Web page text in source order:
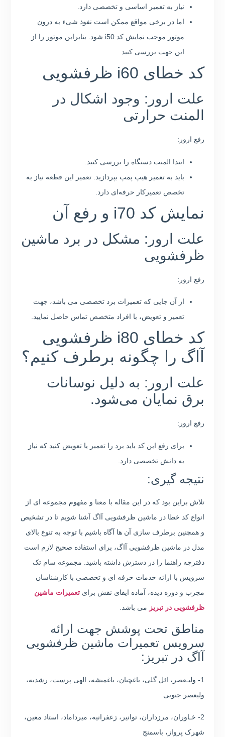
نیاز به تعمیر اساسی و تخصصی دارد.
اما در برخی مواقع ممکن است نفوذ شیء به درون
موتور موجب نمایش کد i50 شود. بنابراین موتور را از
این جهت بررسی کنید.
کد خطای i60 ظرفشویی
علت ارور: وجود اشکال در
المنت حرارتی
رفع ارور:
ابتدا المنت دستگاه را بررسی کنید.
باید به تعمیر هیپ پمپ بپردازید. تعمیر این قطعه نیاز به
تخصص تعمیرکار حرفه‌ای دارد.
نمایش کد i70 و رفع آن
علت ارور: مشکل در برد ماشین
ظرفشویی
رفع ارور:
از آن جایی که تعمیرات برد تخصصی می باشد، جهت
تعمیر و تعویض، با افراد متخصص تماس حاصل نمایید.
کد خطای i80 ظرفشویی
آاگ را چگونه برطرف کنیم؟
علت ارور: به دلیل نوسانات
برق نمایان می‌شود.
رفع ارور:
برای رفع این کد باید برد را تعمیر یا تعویض کنید که نیاز
به دانش تخصصی دارد.
نتیجه گیری:
تلاش براین بود که در این مقاله با معنا و مفهوم مجموعه ای از
انواع کد خطا در ماشین ظرفشویی آاگ آشنا شویم تا در تشخیص
و همچنین برطرف سازی آن ها آگاه باشیم با توجه به تنوع بالای
مدل در ماشین ظرفشویی آاگ، برای استفاده صحیح لازم است
دفترچه راهنما را در دسترش داشته باشید. مجموعه سام تک
سرویس با ارائه خدمات حرفه ای و تخصصی با کارشناسان
مجرب و دوره دیده، آماده ایفای نقش برای تعمیرات ماشین
ظرفشویی در تبریز می باشد.
مناطق تحت پوشش جهت ارائه
سرویس تعمیرات ماشین ظرفشویی
آاگ در تبریز:
1- ولیـعصر، ائل گلی، یاغچیان، باغمیشه، الهی پرست، رشدیه،
ولیعصر جنوبی
2- خـاوران، مرزداران، توانیر، زعفرانیه، میرداماد، استاد معین،
شهرک پرواز، باسمنج